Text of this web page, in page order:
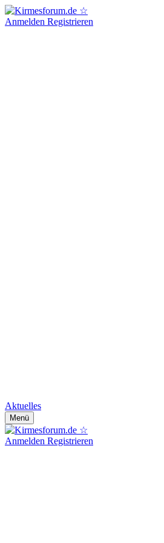
Anmelden Registrieren
Aktuelles
Menü
Anmelden Registrieren